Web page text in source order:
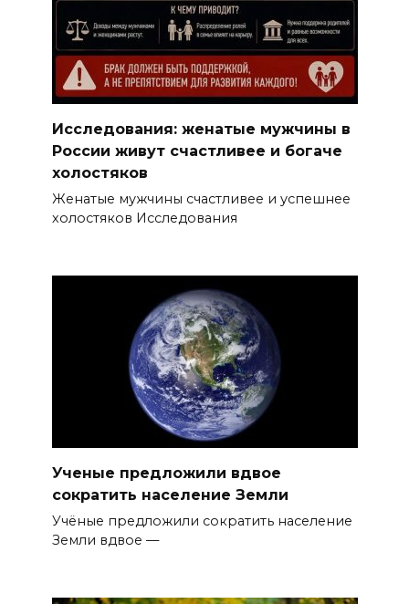
Исследования: женатые мужчины в
России живут счастливее и богаче
холостяков
Женатые мужчины счастливее и успешнее
холостяков Исследования
Ученые предложили вдвое
сократить население Земли
Учёные предложили сократить население
Земли вдвое —